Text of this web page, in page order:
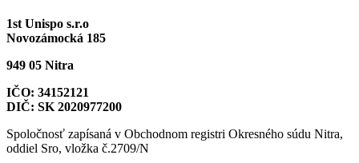
1st Unispo s.r.o
Novozámocká 185
949 05 Nitra
IČO: 34152121
DIČ: SK 2020977200
Spoločnosť zapísaná v Obchodnom registri Okresného súdu Nitra,
oddiel Sro, vložka č.2709/N